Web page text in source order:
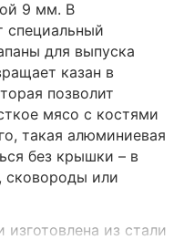
9 мм. В
специальный
для выпуска
казан в
позволит
мясо с костями
такая алюминиевая
без крышки – в
сковороды или
из стали